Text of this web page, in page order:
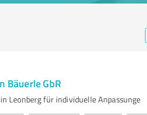
Bäuerle GbR
Leonberg für individuelle Anpassunge